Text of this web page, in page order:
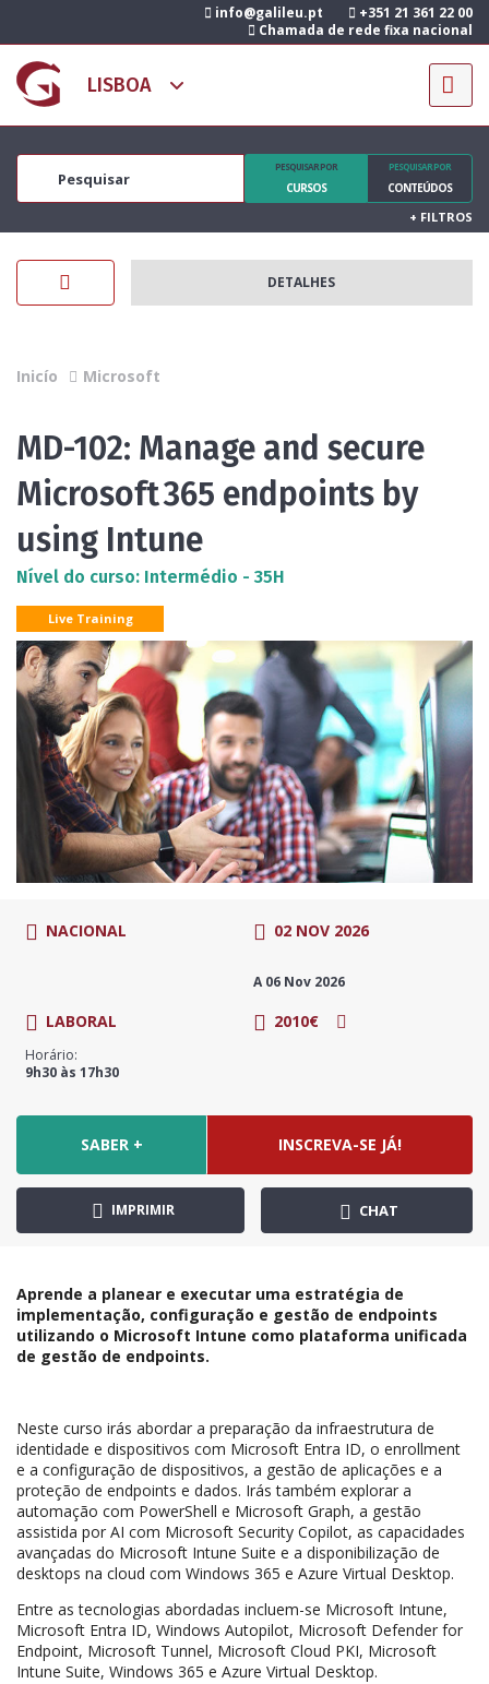
info@galileu.pt
+351 21 361 22 00
Chamada de rede fixa nacional
PESQUISAR POR
CURSOS
PESQUISAR POR
CONTEÚDOS
+ FILTROS
DETALHES
Inicío Microsoft
MD-102: Manage and secure
Microsoft 365 endpoints by
using Intune
Nível do curso: Intermédio - 35H
Live Training
NACIONAL 02 NOV 2026
A 06 Nov 2026
LABORAL
Horário:
9h30 às 17h30
2010€
SABER + INSCREVA-SE JÁ!
IMPRIMIR CHAT
Aprende a planear e executar uma estratégia de
implementação, configuração e gestão de endpoints
utilizando o Microsoft Intune como plataforma unificada
de gestão de endpoints.
Neste curso irás abordar a preparação da infraestrutura de
identidade e dispositivos com Microsoft Entra ID, o enrollment
e a configuração de dispositivos, a gestão de aplicações e a
proteção de endpoints e dados. Irás também explorar a
automação com PowerShell e Microsoft Graph, a gestão
assistida por AI com Microsoft Security Copilot, as capacidades
avançadas do Microsoft Intune Suite e a disponibilização de
desktops na cloud com Windows 365 e Azure Virtual Desktop.
Entre as tecnologias abordadas incluem-se Microsoft Intune,
Microsoft Entra ID, Windows Autopilot, Microsoft Defender for
Endpoint, Microsoft Tunnel, Microsoft Cloud PKI, Microsoft
Intune Suite, Windows 365 e Azure Virtual Desktop.